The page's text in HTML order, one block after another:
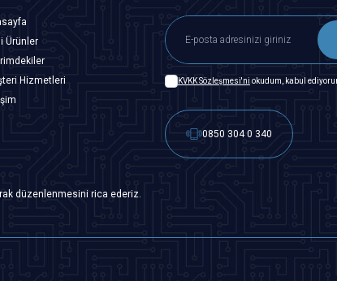
Ürünler
Hizmetleri
KVKK Sözleşmesi'ni okudum, kabul
0850 304 0 340
düzenlenmesini rica ederiz.